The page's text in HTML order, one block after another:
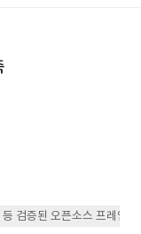
검증된 오픈소스 프레임워